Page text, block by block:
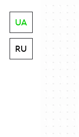
UA
RU